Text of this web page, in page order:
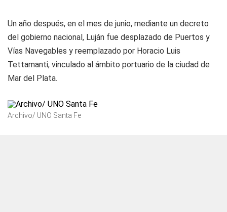
Un año después, en el mes de junio, mediante un decreto
del gobierno nacional, Luján fue desplazado de Puertos y
Vías Navegables y reemplazado por Horacio Luis
Tettamanti, vinculado al ámbito portuario de la ciudad de
Mar del Plata.
Archivo/ UNO Santa Fe